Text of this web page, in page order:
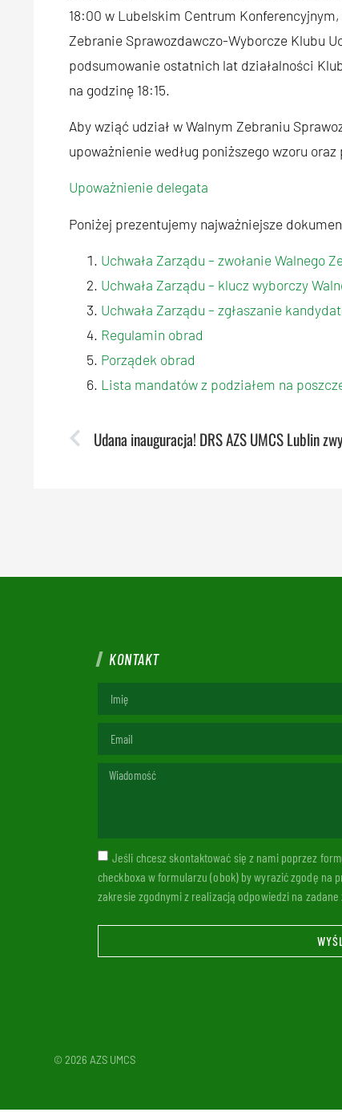
18:00 w Lubelskim Centrum
Zebranie Sprawozdawczo-Wyborcze Klubu
podsumowanie ostatnich lat działalności
na godzinę 18:15.
Aby wziąć udział w Walnym Zebraniu
upoważnienie według poniższego wzoru
Upoważnienie delegata
Poniżej prezentujemy najważniejsze
Uchwała Zarządu – zwołanie Walnego
Uchwała Zarządu – klucz wyborczy
Uchwała Zarządu – zgłaszanie
Regulamin obrad
Porządek obrad
Lista mandatów z podziałem na
KONTAKT
Jeśli chcesz skontaktować się z nami poprzez
checkboxa w formularzu (obok) by wyrazić zgodę na
zakresie zgodnymi z realizacją odpowiedzi na
© 2026 AZS UMCS